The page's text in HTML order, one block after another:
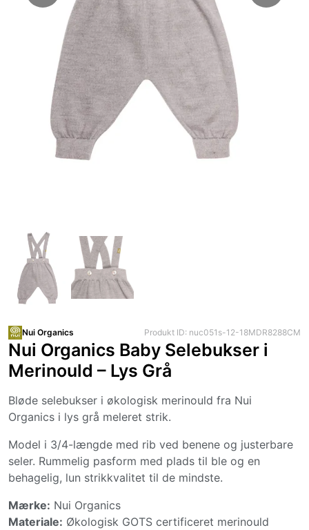
Nui Organics Produkt ID: nuc051s-12-18MDR8288CM
Nui Organics Baby Selebukser i
Merinould – Lys Grå
Bløde selebukser i økologisk merinould fra Nui
Organics i lys grå meleret strik.
Model i 3/4-længde med rib ved benene og justerbare
seler. Rummelig pasform med plads til ble og en
behagelig, lun strikkvalitet til de mindste.
Mærke: Nui Organics
Materiale: Økologisk GOTS certificeret merinould